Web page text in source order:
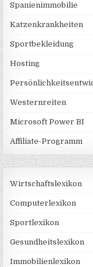
Spanienimmobilie
Katzenkrankheiten
Sportbekleidung
Hosting
Westernreiten
Microsoft Power BI
Affiliate-Programm
Wirtschaftslexikon
Computerlexikon
Sportlexikon
Gesundheitslexikon
Immobilienlexikon